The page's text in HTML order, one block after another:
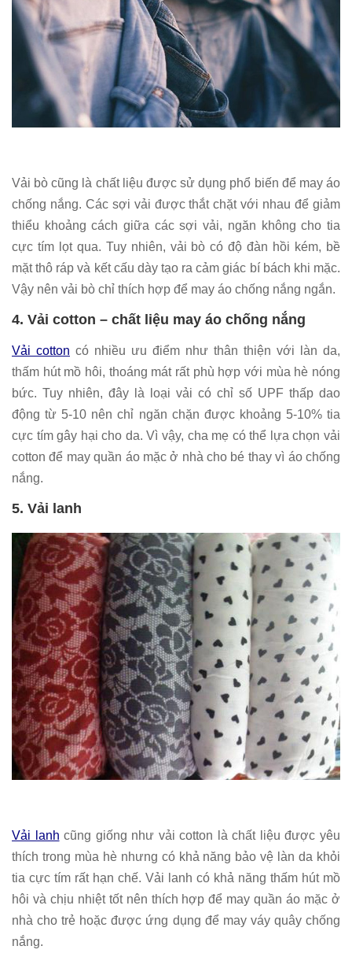
Vải bò cũng là chất liệu được sử dụng phổ biến để may áo
chống nắng. Các sợi vải được thắt chặt với nhau để giảm
thiểu khoảng cách giữa các sợi vải, ngăn không cho tia
cực tím lọt qua. Tuy nhiên, vải bò có độ đàn hồi kém, bề
mặt thô ráp và kết cấu dày tạo ra cảm giác bí bách khi mặc.
Vậy nên vải bò chỉ thích hợp để may áo chống nắng ngắn.
4. Vải cotton – chất liệu may áo chống nắng
Vải cotton có nhiều ưu điểm như thân thiện với làn da,
thấm hút mồ hôi, thoáng mát rất phù hợp với mùa hè nóng
bức. Tuy nhiên, đây là loại vải có chỉ số UPF thấp dao
động từ 5-10 nên chỉ ngăn chặn được khoảng 5-10% tia
cực tím gây hại cho da. Vì vậy, cha mẹ có thể lựa chọn vải
cotton để may quần áo mặc ở nhà cho bé thay vì áo chống
nắng.
5. Vải lanh
Vải lanh cũng giống như vải cotton là chất liệu được yêu
thích trong mùa hè nhưng có khả năng bảo vệ làn da khỏi
tia cực tím rất hạn chế. Vải lanh có khả năng thấm hút mồ
hôi và chịu nhiệt tốt nên thích hợp để may quần áo mặc ở
nhà cho trẻ hoặc được ứng dụng để may váy quây chống
nắng.